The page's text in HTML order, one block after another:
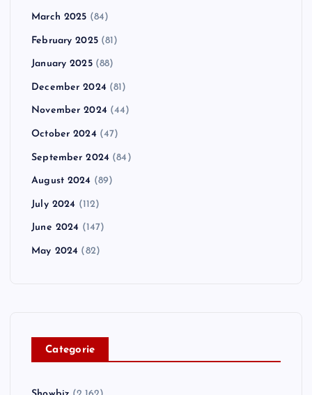
March 2025 (84)
February 2025(81)
January 2025(88)
December 2024 (81)
November 2024 (44)
October 2024 (47)
September 2024 (84)
August 2024 (89)
July 2024 (112)
June 2024 (147)
May 2024 (82)
Categorie